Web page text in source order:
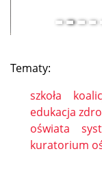
Tematy:
szkoła
edukacja
oświata
kuratorium